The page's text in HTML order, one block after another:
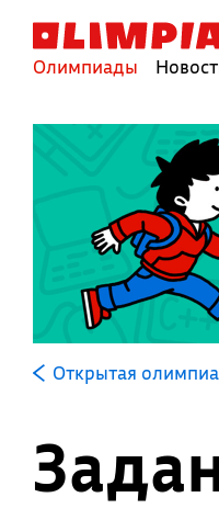
Олимпиады
Открытая